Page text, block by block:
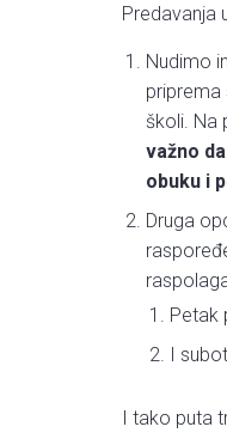
Predavanja
Nudimo
priprema
školi. Na
važno
obuku i
Druga
Petak
I
I tako puta